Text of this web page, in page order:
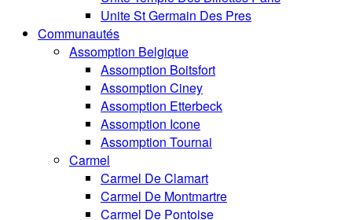
Unite St Germain Des Pres
Communautés
Assomption Belgique
Assomption Boitsfort
Assomption Ciney
Assomption Etterbeck
Assomption Icone
Assomption Tournai
Carmel
Carmel De Clamart
Carmel De Montmartre
Carmel De Pontoise